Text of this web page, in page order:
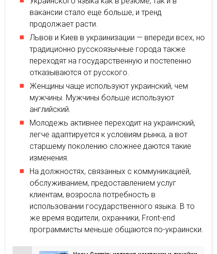
вакансии стало еще больше, и тренд
продолжает расти.
Львов и Киев в украинизации — впереди всех, но
традиционно русскоязычные города также
переходят на государственную и постепенно
отказываются от русского.
Женщины чаще используют украинский, чем
мужчины. Мужчины больше используют
английский.
Молодежь активнее переходит на украинский,
легче адаптируется к условиям рынка, а вот
старшему поколению сложнее даются такие
изменения.
На должностях, связанных с коммуникацией,
обслуживанием, предоставлением услуг
клиентам, возросла потребность в
использовании государственного языка. В то
же время водители, охранники, Front-end
программисты меньше общаются по-украински.